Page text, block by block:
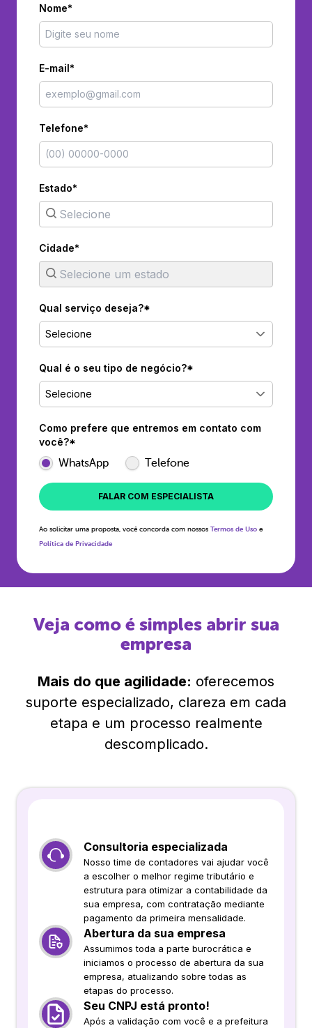
Nome*
E-mail*
Telefone*
Estado*
Cidade*
Qual serviço deseja?*
Selecione
Qual é o seu tipo de negócio?*
Selecione
Como prefere que entremos em contato com
você?*
WhatsApp Telefone
FALAR COM ESPECIALISTA
Ao solicitar uma proposta, você concorda com nossos Termos de Uso e
Política de Privacidade
Veja como é simples abrir sua
empresa
Mais do que agilidade: oferecemos
suporte especializado, clareza em cada
etapa e um processo realmente
descomplicado.
Consultoria especializada
Nosso time de contadores vai ajudar você
a escolher o melhor regime tributário e
estrutura para otimizar a contabilidade da
sua empresa, com contratação mediante
pagamento da primeira mensalidade.
Abertura da sua empresa
Assumimos toda a parte burocrática e
iniciamos o processo de abertura da sua
empresa, atualizando sobre todas as
etapas do processo.
Seu CNPJ está pronto!
Após a validação com você e a prefeitura